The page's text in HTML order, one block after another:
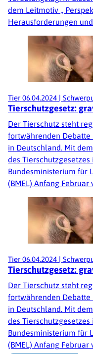
dem Leitmotiv „
Herausforderungen
Tier 06.04.2024 |
Tierschutzgesetz:
Der Tierschutz steht
fortwährenden
in Deutschland. Mit
des
Bundesministerium für
(BMEL) Anfang
Tier 06.04.2024 |
Tierschutzgesetz:
Der Tierschutz steht
fortwährenden
in Deutschland. Mit
des
Bundesministerium für
(BMEL) Anfang